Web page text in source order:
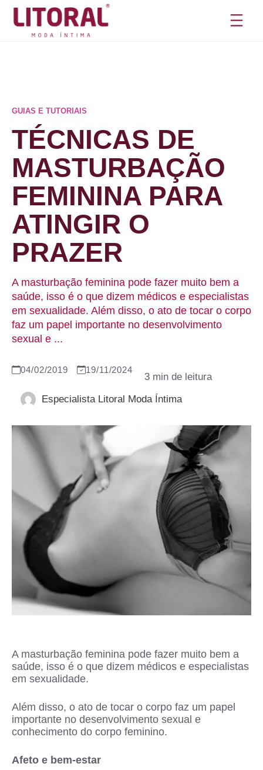
Pular
GUIAS E TUTORIAIS
TÉCNICAS DE
MASTURBAÇÃO
FEMININA PARA
ATINGIR O
PRAZER
A masturbação feminina pode fazer muito bem a
saúde, isso é o que dizem médicos e especialistas
em sexualidade. Além disso, o ato de tocar o corpo
faz um papel importante no desenvolvimento
sexual e ...
04/02/2019 19/11/2024
Especialista Litoral Moda Íntima
A masturbação feminina pode fazer muito bem a
saúde, isso é o que dizem médicos e especialistas
em sexualidade.
Além disso, o ato de tocar o corpo faz um papel
importante no desenvolvimento sexual e
conhecimento do corpo feminino.
Afeto e bem-estar